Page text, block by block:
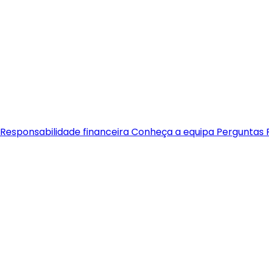
Responsabilidade financeiraConheça a equipa Perguntas